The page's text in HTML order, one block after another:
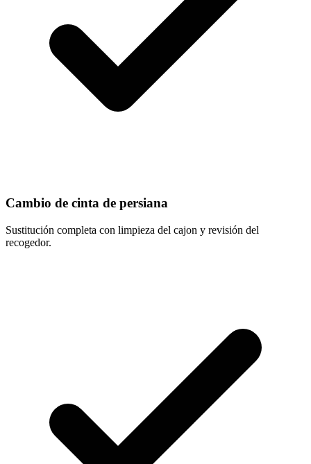
Cambio de cinta de persiana
Sustitución completa con limpieza del cajon y revisión del
recogedor.